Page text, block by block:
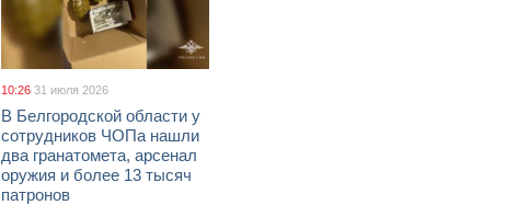
10:26 31 июля 2026
В Белгородской области у
сотрудников ЧОПа нашли
два гранатомета, арсенал
оружия и более 13 тысяч
патронов